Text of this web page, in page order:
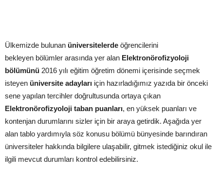
Ülkemizde bulunan üniversitelerde öğrencilerini
bekleyen bölümler arasında yer alan Elektronörofizyoloji
bölümünü 2016 yılı eğitim öğretim dönemi içerisinde seçmek
isteyen üniversite adayları için hazırladığımız yazıda bir önceki
sene yapılan tercihler doğrultusunda ortaya çıkan
Elektronörofizyoloji taban puanları, en yüksek puanları ve
kontenjan durumlarını sizler için bir araya getirdik. Aşağıda yer
alan tablo yardımıyla söz konusu bölümü bünyesinde barındıran
üniversiteler hakkında bilgilere ulaşabilir, gitmek istediğiniz okul ile
ilgili mevcut durumları kontrol edebilirsiniz.